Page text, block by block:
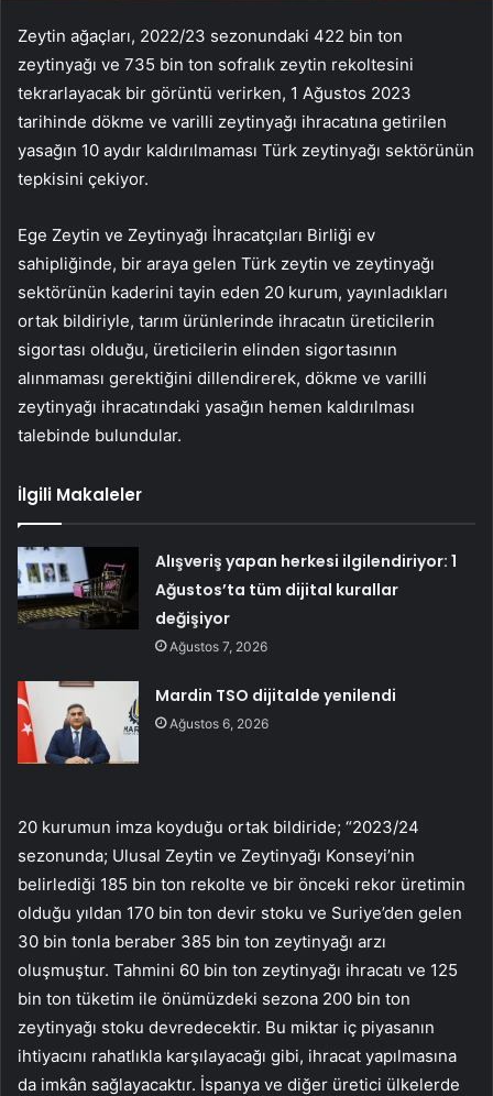
Zeytin ağaçları, 2022/23 sezonundaki 422 bin ton
zeytinyağı ve 735 bin ton sofralık zeytin rekoltesini
tekrarlayacak bir görüntü verirken, 1 Ağustos 2023
tarihinde dökme ve varilli zeytinyağı ihracatına getirilen
yasağın 10 aydır kaldırılmaması Türk zeytinyağı sektörünün
tepkisini çekiyor.
Ege Zeytin ve Zeytinyağı İhracatçıları Birliği ev
sahipliğinde, bir araya gelen Türk zeytin ve zeytinyağı
sektörünün kaderini tayin eden 20 kurum, yayınladıkları
ortak bildiriyle, tarım ürünlerinde ihracatın üreticilerin
sigortası olduğu, üreticilerin elinden sigortasının
alınmaması gerektiğini dillendirerek, dökme ve varilli
zeytinyağı ihracatındaki yasağın hemen kaldırılması
talebinde bulundular.
İlgili Makaleler
Alışveriş yapan herkesi ilgilendiriyor: 1
Ağustos’ta tüm dijital kurallar
değişiyor
Ağustos 7, 2026
Mardin TSO dijitalde yenilendi
Ağustos 6, 2026
20 kurumun imza koyduğu ortak bildiride; “2023/24
sezonunda; Ulusal Zeytin ve Zeytinyağı Konseyi’nin
belirlediği 185 bin ton rekolte ve bir önceki rekor üretimin
olduğu yıldan 170 bin ton devir stoku ve Suriye’den gelen
30 bin tonla beraber 385 bin ton zeytinyağı arzı
oluşmuştur. Tahmini 60 bin ton zeytinyağı ihracatı ve 125
bin ton tüketim ile önümüzdeki sezona 200 bin ton
zeytinyağı stoku devredecektir. Bu miktar iç piyasanın
ihtiyacını rahatlıkla karşılayacağı gibi, ihracat yapılmasına
da imkân sağlayacaktır. İspanya ve diğer üretici ülkelerde